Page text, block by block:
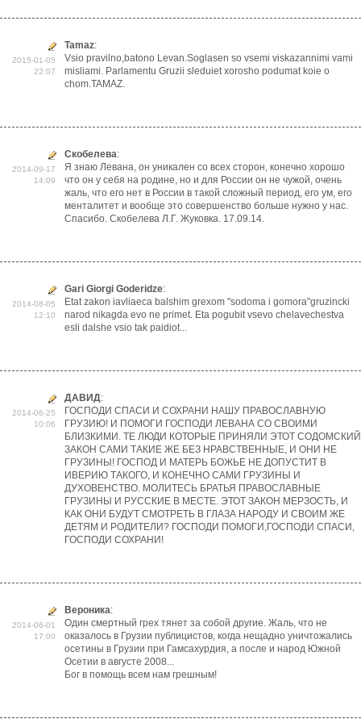
2015-01-05
22:07
Tamaz:
Vsio pravilno,batono Levan.Soglasen so vsemi viskazannimi vami
misliami. Parlamentu Gruzii sleduiet xorosho podumat koie o
chom.TAMAZ.
2014-09-17
14:09
Скобелева:
Я знаю Левана, он уникален со всех сторон, конечно хорошо
что он у себя на родине, но и для России он не чужой, очень
жаль, что его нет в России в такой сложный период, его ум, его
менталитет и вообще это совершенство больше нужно у нас.
Спасибо. Скобелева Л.Г. Жуковка. 17.09.14.
2014-08-05
12:10
Gari Giorgi Goderidze:
Etat zakon iavliaeca balshim grexom "sodoma i gomora"gruzincki
narod nikagda evo ne primet. Eta pogubit vsevo chelavechestva
esli dalshe vsio tak paidiot...
2014-06-25
10:06
ДАВИД:
ГОСПОДИ СПАСИ И СОХРАНИ НАШУ ПРАВОСЛАВНУЮ
ГРУЗИЮ! И ПОМОГИ ГОСПОДИ ЛЕВАНА СО СВОИМИ
БЛИЗКИМИ. ТЕ ЛЮДИ КОТОРЫЕ ПРИНЯЛИ ЭТОТ СОДОМСКИЙ
ЗАКОН САМИ ТАКИЕ ЖЕ БЕЗ НРАВСТВЕННЫЕ, И ОНИ НЕ
ГРУЗИНЫ! ГОСПОД И МАТЕРЬ БОЖЬЕ НЕ ДОПУСТИТ В
ИВЕРИЮ ТАКОГО, И КОНЕЧНО САМИ ГРУЗИНЫ И
ДУХОВЕНСТВО. МОЛИТЕСЬ БРАТЬЯ ПРАВОСЛАВНЫЕ
ГРУЗИНЫ И РУССКИЕ В МЕСТЕ. ЭТОТ ЗАКОН МЕРЗОСТЬ, И
КАК ОНИ БУДУТ СМОТРЕТЬ В ГЛАЗА НАРОДУ И СВОИМ ЖЕ
ДЕТЯМ И РОДИТЕЛИ? ГОСПОДИ ПОМОГИ,ГОСПОДИ СПАСИ,
ГОСПОДИ СОХРАНИ!
2014-06-01
17:00
Вероника:
Один смертный грех тянет за собой другие. Жаль, что не
оказалось в Грузии публицистов, когда нещадно уничтожались
осетины в Грузии при Гамсахурдия, а после и народ Южной
Осетии в августе 2008...
Бог в помощь всем нам грешным!